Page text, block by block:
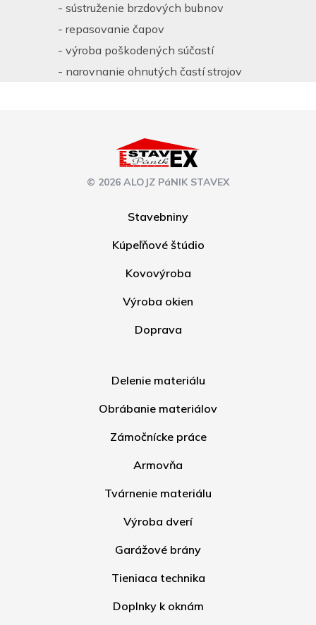
- sústruženie brzdových bubnov
- repasovanie čapov
- výroba poškodených súčastí
- narovnanie ohnutých častí strojov
© 2026 ALOJZ PáNIK STAVEX
Stavebniny
Kúpeľňové štúdio
Kovovýroba
Výroba okien
Doprava
Delenie materiálu
Obrábanie materiálov
Zámočnícke práce
Armovňa
Tvárnenie materiálu
Výroba dverí
Garážové brány
Tieniaca technika
Doplnky k oknám